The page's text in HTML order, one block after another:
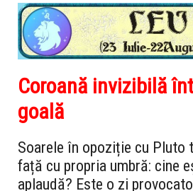
Coroană invizibilă
goală
Soarele în opoziție cu Pluto
față cu propria umbră: cine
aplaudă? Este o zi